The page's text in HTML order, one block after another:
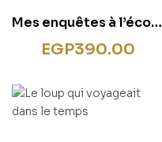
Mes enquêtes à l’école
de détectives – Tome 1
EGP390.00